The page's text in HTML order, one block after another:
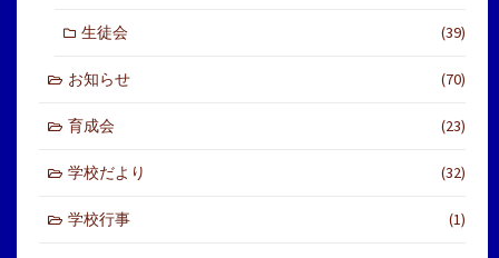
生徒会 (39)
お知らせ (70)
育成会 (23)
学校だより (32)
学校行事 (1)